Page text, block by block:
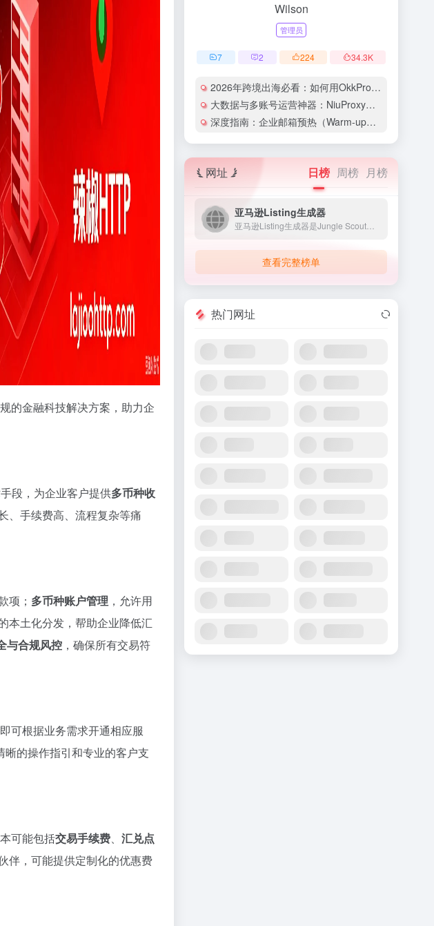
的金融科技解决方案，助力企
段，为企业客户提供多币种收
、手续费高、流程复杂等痛
项； 多币种账户管理 ，允许用
本土化分发，帮助企业降低汇
与合规风控 ，确保所有交易符
可根据业务需求开通相应服
的操作指引和专业的客户支
可能包括交易手续费、 汇兑点
伴，可能提供定制化的优惠费
Wilson
管理员
7 2 224 34.3K
2026年跨境出海必看：如何用OkkProxy彻底解决网络延迟与IP被封难题？
大数据与多账号运营神器：NiuProxy助力跨境工作室业务高效爆单！
深度指南：企业邮箱预热（Warm-up）的详细技巧与实操策略（含配图）
网址 日榜 周榜 月榜
亚马逊Listing生成器
查看完整榜单
热门网址